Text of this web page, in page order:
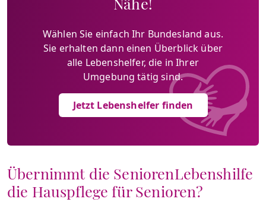
Wählen Sie einfach Ihr Bundesland aus.
Sie erhalten dann einen Überblick über
alle Lebenshelfer, die in Ihrer
Umgebung tätig sind.
Jetzt Lebenshelfer finden
Übernimmt die SeniorenLebenshilfe
die Hauspflege für Senioren?